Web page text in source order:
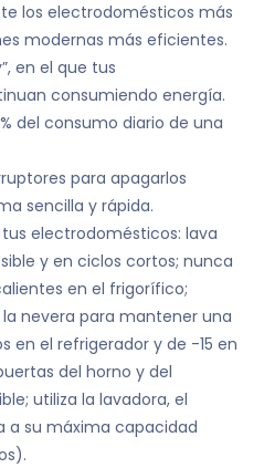
los electrodomésticos más
modernas más eficientes.
en el que tus
consumiendo energía.
del consumo diario de una
para apagarlos
sencilla y rápida.
electrodomésticos: lava
y en ciclos cortos; nunca
en el frigorífico;
nevera para mantener una
en el refrigerador y de -15 en
del horno y del
utiliza la lavadora, el
a su máxima capacidad